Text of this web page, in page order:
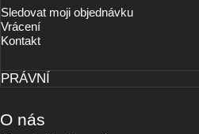
Sledovat moji objednávku
Vrácení
Kontakt
PRÁVNÍ
O nás